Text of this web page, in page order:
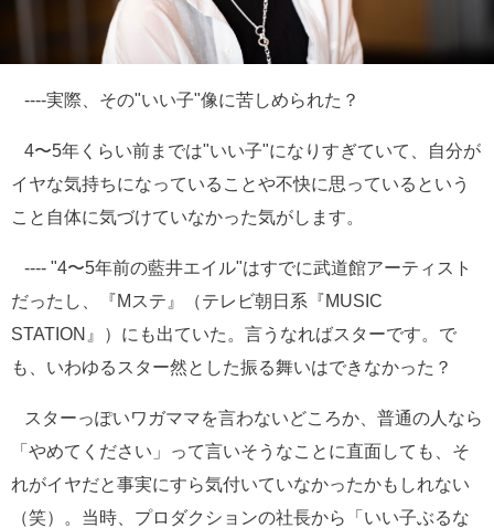
----実際、その"いい子"像に苦しめられた？
4〜5年くらい前までは"いい子"になりすぎていて、自分が
イヤな気持ちになっていることや不快に思っているという
こと自体に気づけていなかった気がします。
---- "4〜5年前の藍井エイル"はすでに武道館アーティスト
だったし、『Mステ』（テレビ朝日系『MUSIC
STATION』）にも出ていた。言うなればスターです。で
も、いわゆるスター然とした振る舞いはできなかった？
スターっぽいワガママを言わないどころか、普通の人なら
「やめてください」って言いそうなことに直面しても、そ
れがイヤだと事実にすら気付いていなかったかもしれない
（笑）。当時、プロダクションの社長から「いい子ぶるな